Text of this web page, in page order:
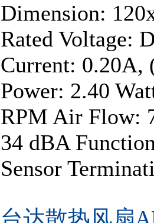
Dimension:
Rated Voltage:
Current: 0.20A,
Power: 2.40
RPM Air Flow:
34 dBA
Sensor